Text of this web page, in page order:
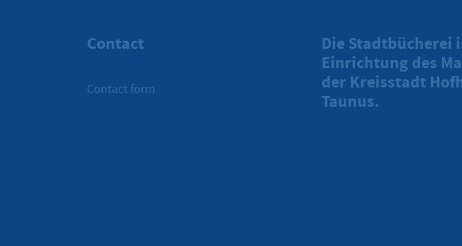
Contact
Contact form
Die Stadtbücherei
Einrichtung des
der Kreisstadt
Taunus.